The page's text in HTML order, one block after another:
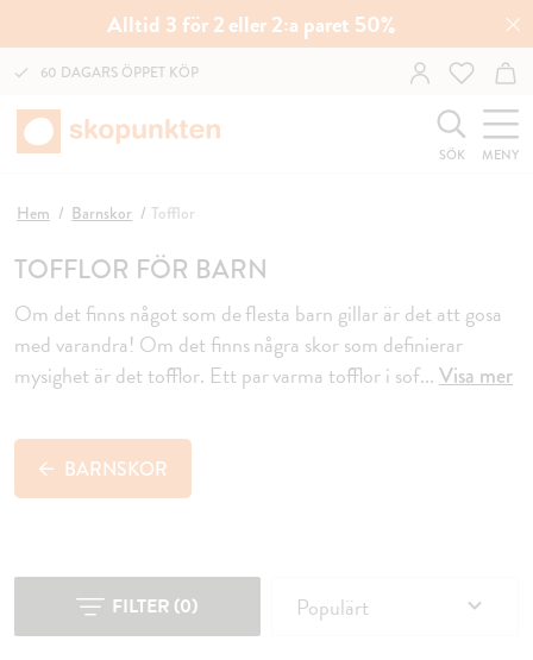
Alltid 3 för 2 eller 2:a paret 50%
60 DAGARS ÖPPET KÖP
SÖK MENY
Hem Barnskor Tofflor
TOFFLOR FÖR BARN
Om det finns något som de flesta barn gillar är det att gosa
med varandra! Om det finns några skor som definierar
mysighet är det tofflor. Ett par varma tofflor i sof...Visa mer
BARNSKOR
FILTER (0) Populärt